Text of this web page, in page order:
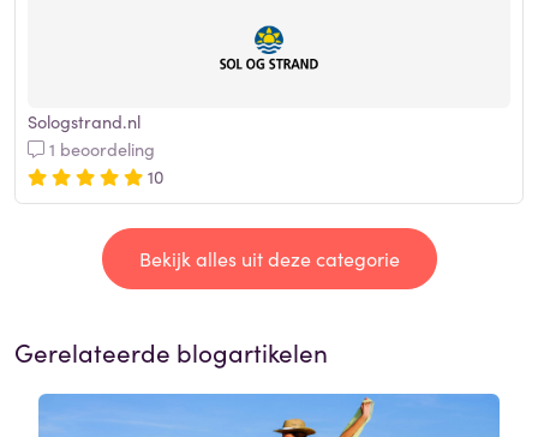
Sologstrand.nl
1 beoordeling
10
Bekijk alles uit deze categorie
Gerelateerde blogartikelen